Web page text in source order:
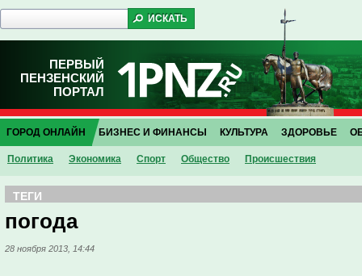
ПЕРВЫЙ
ПЕНЗЕНСКИЙ
ПОРТАЛ
ГОРОД ОНЛАЙН
Политика Экономика Спорт Общество Проиcшествия
БИЗНЕС И ФИНАНСЫ КУЛЬТУРА ЗДОРОВЬЕ
ТЕГИ
погода
28 ноября 2013, 14:44